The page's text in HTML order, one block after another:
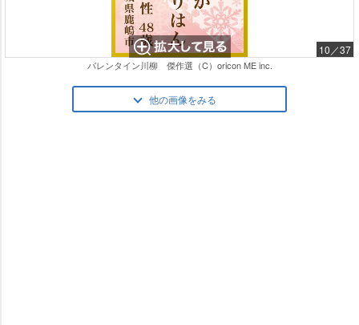
10／37
バレンタイン川柳 傑作選（C）oricon ME inc.
他の画像をみる